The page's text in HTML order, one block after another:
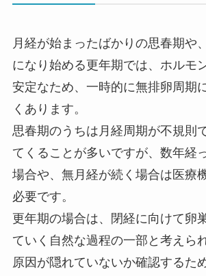
月経が始まったばかりの思春期や
になり始める更年期では、ホルモ
安定なため、一時的に無排卵周期
くあります。
思春期のうちは月経周期が不規則
てくることが多いですが、数年経
場合や、無月経が続く場合は医療
必要です。
更年期の場合は、閉経に向けて卵
ていく自然な過程の一部と考えら
原因が隠れていないか確認するた